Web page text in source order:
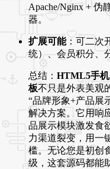
Apache/Nginx + 伪
器。
扩展可能：可二次
统）、会员积分、
总结： HTML5手
板不只是外表美观
“品牌形象+产品展
解决方案。它用响
品展示模块激发食
力渠道裂变，用一
槛。无论您是初创
级，这套源码都能